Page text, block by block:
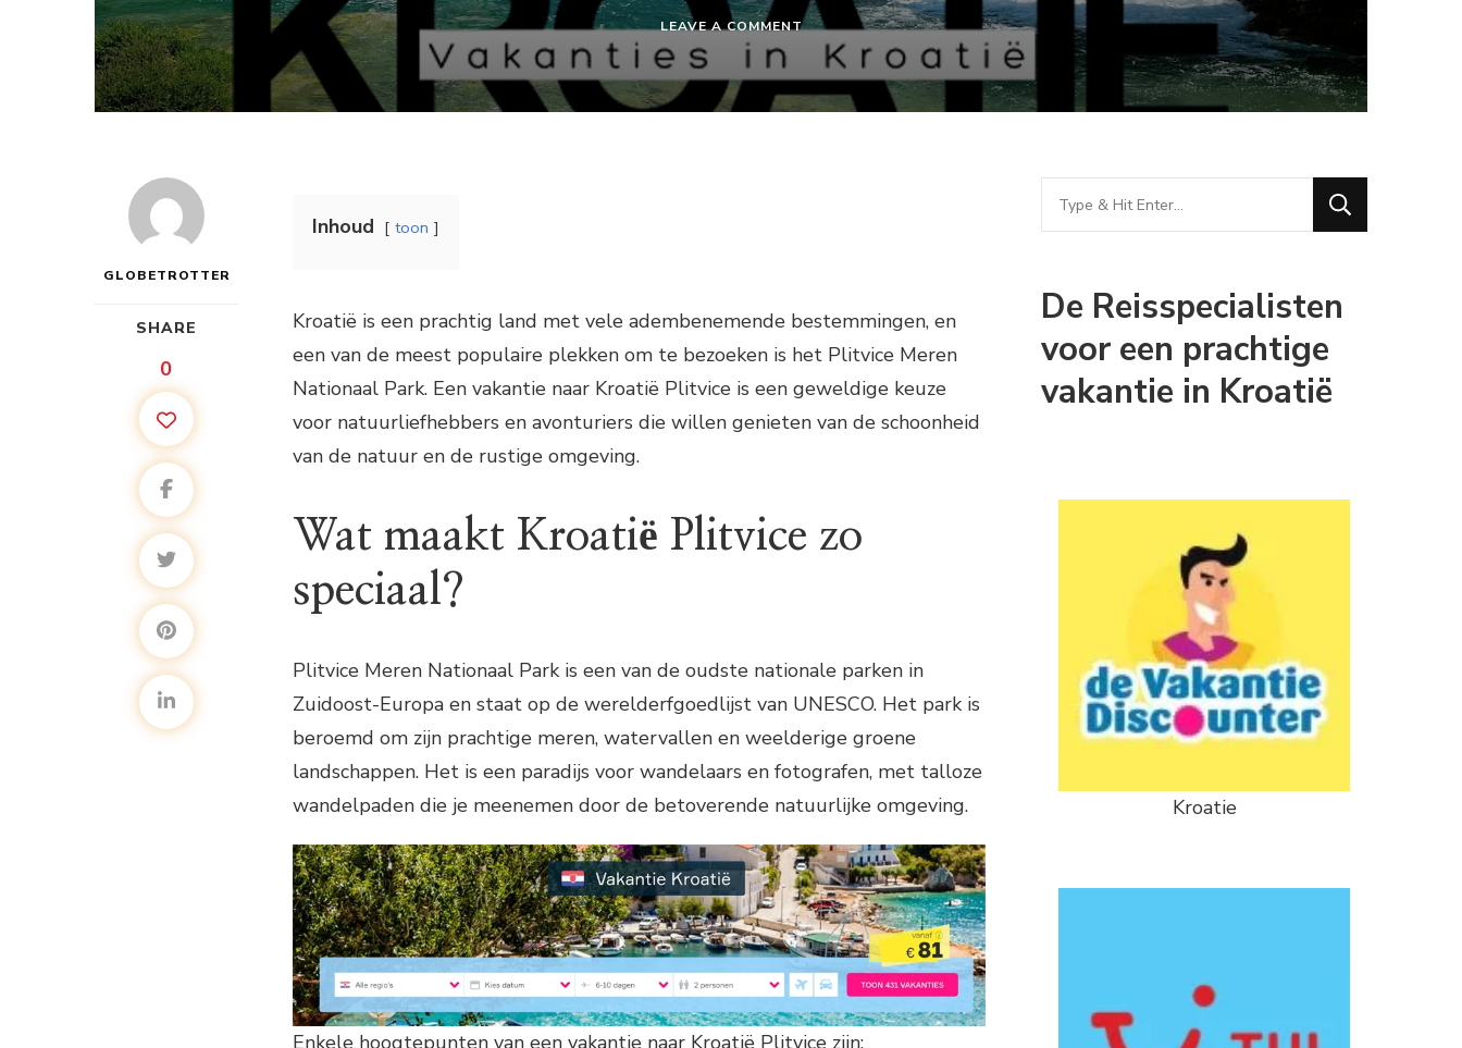
LEAVE A COMMENTON
VAKANTIE
KROATIË
PLITVICE
GLOBETROTTER
SHARE
0
Inhoud toon
Kroatië is een prachtig land met vele adembenemende bestemmingen, en
een van de meest populaire plekken om te bezoeken is het Plitvice Meren
Nationaal Park. Een vakantie naar Kroatië Plitvice is een geweldige keuze
voor natuurliefhebbers en avonturiers die willen genieten van de schoonheid
van de natuur en de rustige omgeving.
Wat maakt Kroatië Plitvice zo
speciaal?
Plitvice Meren Nationaal Park is een van de oudste nationale parken in
Zuidoost-Europa en staat op de werelderfgoedlijst van UNESCO. Het park is
beroemd om zijn prachtige meren, watervallen en weelderige groene
landschappen. Het is een paradijs voor wandelaars en fotografen, met talloze
wandelpaden die je meenemen door de betoverende natuurlijke omgeving.
Enkele hoogtepunten van een vakantie naar Kroatië Plitvice zijn:
Looking
for
De Reisspecialisten
voor een prachtige
vakantie in Kroatië
Kroatie